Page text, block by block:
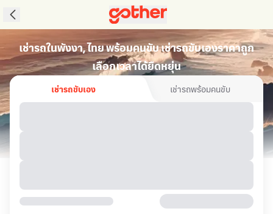
เช่ารถในพังงา, ไทย พร้อมคนขับ เช่ารถขับเองราคาถูก
เลือกเวลาได้ยืดหยุ่น
เช่ารถขับเอง เช่ารถพร้อมคนขับ